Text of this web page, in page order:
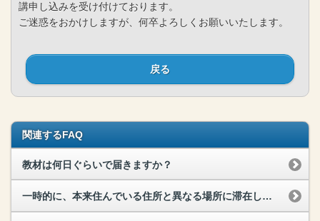
講申し込みを受け付けております。
ご迷惑をおかけしますが、何卒よろしくお願いいたします。
戻る
関連するFAQ
教材は何日ぐらいで届きますか？
一時的に、本来住んでいる住所と異なる場所に滞在しています。住んでいる場所と異なる住所で申し込みをしても問題ないですか？